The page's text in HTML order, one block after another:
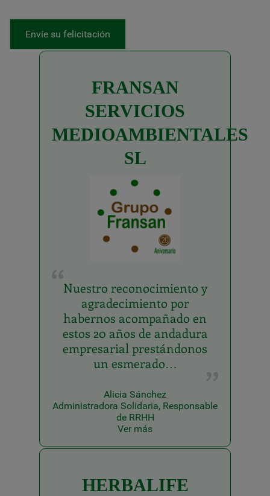
Envíe su felicitación
FRANSAN
SERVICIOS
MEDIOAMBIENTALES
SL
Nuestro reconocimiento y
agradecimiento por
habernos acompañado en
estos 20 años de andadura
empresarial prestándonos
un esmerado…
Alicia Sánchez
Administradora Solidaria, Responsable
de RRHH
Ver más
HERBALIFE